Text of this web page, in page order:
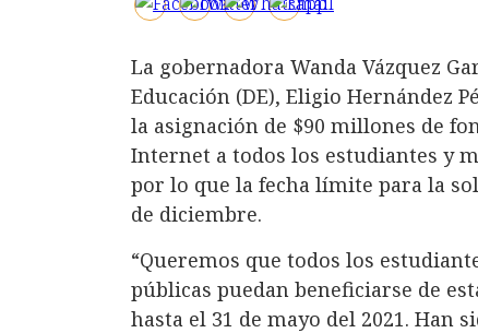
La gobernadora Wanda Vázquez
Educación (DE), Eligio Hernández
la asignación de $90 millones de
Internet a todos los estudiantes y
por lo que la fecha límite para la
de diciembre.
“Queremos que todos los
públicas puedan beneficiarse de
hasta el 31 de mayo del 2021. Han